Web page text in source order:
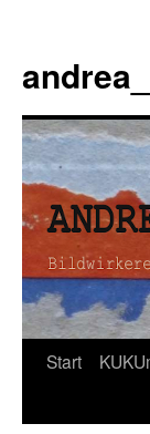
Zum
Start